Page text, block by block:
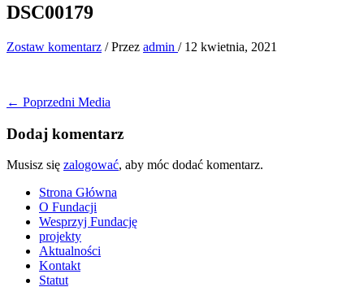
DSC00179
Zostaw komentarz / Przez admin / 12 kwietnia, 2021
← Poprzedni Media
Dodaj komentarz
Musisz się zalogować, aby móc dodać komentarz.
Strona Główna
O Fundacji
Wesprzyj Fundację
projekty
Aktualności
Kontakt
Statut